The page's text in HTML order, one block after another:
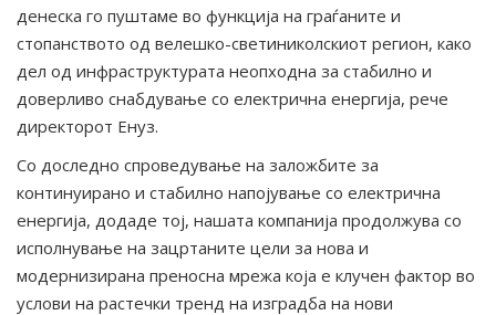
денеска го пуштаме во функција на граѓаните и
стопанството од велешко-светиниколскиот регион, како
дел од инфраструктурата неопходна за стабилно и
доверливо снабдување со електрична енергија, рече
директорот Енуз.
Со доследно спроведување на заложбите за
континуирано и стабилно напојување со електрична
енергија, додаде тој, нашата компанија продолжува со
исполнување на зацртаните цели за нова и
модернизирана преносна мрежа која е клучен фактор во
услови на растечки тренд на изградба на нови